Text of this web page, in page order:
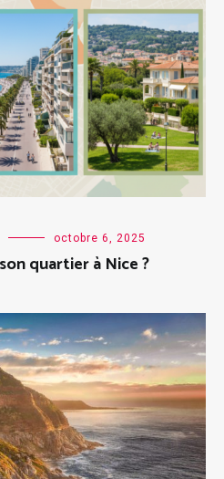
octobre 6, 2025
quartier à Nice ?